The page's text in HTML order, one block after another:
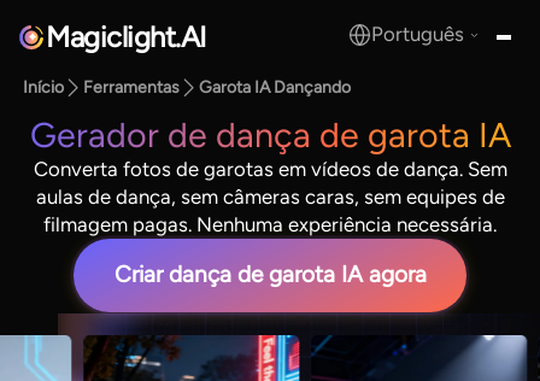
Magiclight.AI Português
Início Ferramentas Garota IA Dançando
Gerador de dança de garota IA
Converta fotos de garotas em vídeos de dança. Sem
aulas de dança, sem câmeras caras, sem equipes de
filmagem pagas. Nenhuma experiência necessária.
Criar dança de garota IA agora